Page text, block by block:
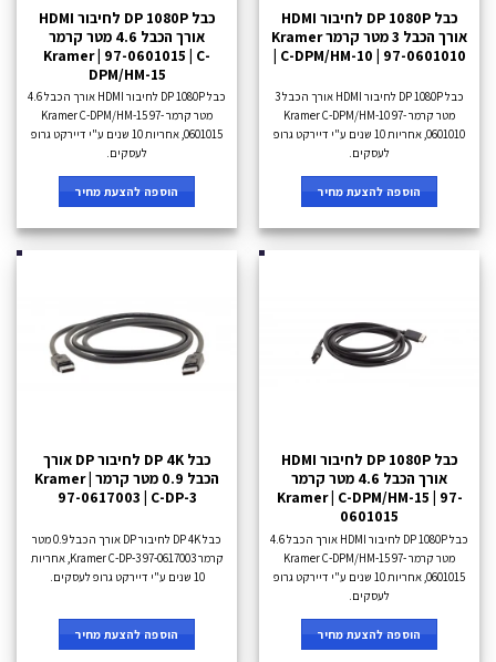
כבל DP 1080P לחיבור HDMI
אורך הכבל 3 מטר קרמר Kramer
| C-DPM/HM-10 | 97-0601010
כבל DP 1080P לחיבור HDMI אורך הכבל 3
מטר קרמר Kramer C-DPM/HM-10 97-
0601010, אחריות 10 שנים ע"י דיירקט גרופ
לעסקים.
הוספה להצעת מחיר
כבל DP 1080P לחיבור HDMI
אורך הכבל 4.6 מטר קרמר
Kramer | 97-0601015 | C-
DPM/HM-15
כבל DP 1080P לחיבור HDMI אורך הכבל 4.6
מטר קרמר Kramer C-DPM/HM-15 97-
0601015, אחריות 10 שנים ע"י דיירקט גרופ
לעסקים.
הוספה להצעת מחיר
כבל DP 1080P לחיבור HDMI
אורך הכבל 4.6 מטר קרמר
Kramer | C-DPM/HM-15 | 97-
0601015
כבל DP 1080P לחיבור HDMI אורך הכבל 4.6
מטר קרמר Kramer C-DPM/HM-15 97-
0601015, אחריות 10 שנים ע"י דיירקט גרופ
לעסקים.
הוספה להצעת מחיר
כבל DP 4K לחיבור DP אורך
הכבל 0.9 מטר קרמר Kramer |
97-0617003 | C-DP-3
כבל DP 4K לחיבור DP אורך הכבל 0.9 מטר
קרמר Kramer C-DP-3 97-0617003, אחריות
10 שנים ע"י דיירקט גרופ לעסקים.
הוספה להצעת מחיר